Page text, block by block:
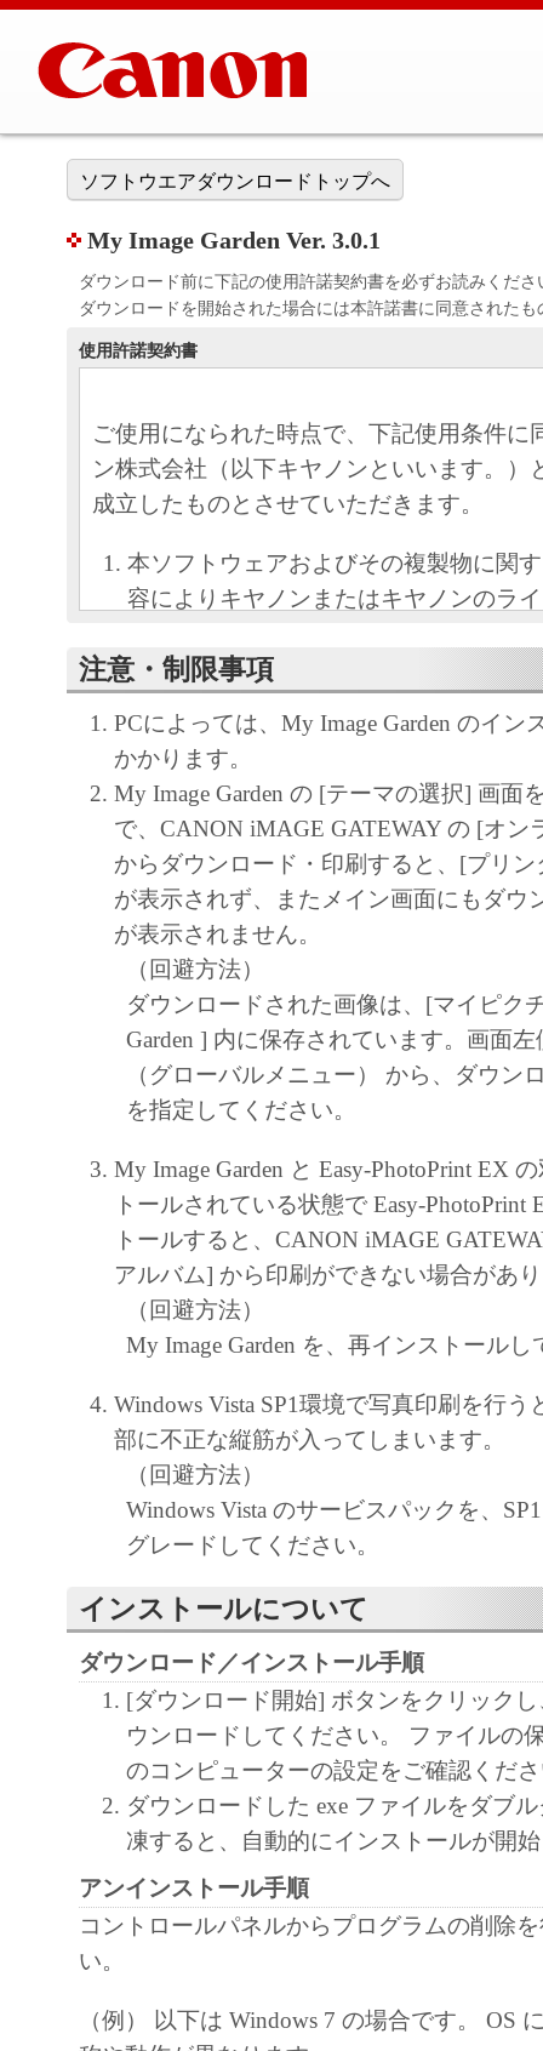
ソフトウエアダウンロードトップへ
My Image Garden Ver. 3.0.1
ダウンロード前に下記の使用許諾契約書を必ずお読みくださ
ダウンロードを開始された場合には本許諾書に同意された
使用許諾契約書
ご使用になられた時点で、下記使用条件に
ン株式会社（以下キヤノンといいます。）
成立したものとさせていただきます。
本ソフトウェアおよびその複製物に関
容によりキヤノンまたはキヤノンのラ
キヤノンは、本ソフトウェアのユーザ
ノン製品を利用する目的で本ソフトウ
独占的権利を許諾します。
ユーザーは、本ソフトウェアの全部ま
改変、リバース・エンジニアリング、
は逆アセンブル等することはできませ
キヤノン、キヤノンマーケティングジ
よびキヤノンのライセンサーは、本ソ
ザーの特定の目的のために適当である
用であること、または本ソフトウェア
と、その他本ソフトウェアに関してい
しません。
キヤノン、キヤノンマーケティングジ
よびキヤノンのライセンサーは、本ソ
に付随または関連して生ずる直接的ま
失、損害等について、いかなる場合に
任を負いません。
ユーザーは、日本国政府または該当国
許可等を得ることなしに、本ソフトウ
注意・制限事項
PCによっては、My Image Garden のイン
かかります。
My Image Garden の [テーマの選択] 画面
で、CANON iMAGE GATEWAY の [オン
からダウンロード・印刷すると、[プリ
が表示されず、またメイン画面にもダウ
が表示されません。
（回避方法）
ダウンロードされた画像は、[マイピク
Garden ] 内に保存されています。画面
（グローバルメニュー） から、ダウン
を指定してください。
My Image Garden と Easy-PhotoPrint EX
トールされている状態で Easy-PhotoPrint
トールすると、CANON iMAGE
アルバム] から印刷ができない場合があ
（回避方法）
My Image Garden を、再インストールし
Windows Vista SP1環境で写真印刷を行う
部に不正な縦筋が入ってしまいます。
（回避方法）
Windows Vista のサービスパックを、
グレードしてください。
インストールについて
ダウンロード／インストール手順
[ダウンロード開始] ボタンをクリック
ウンロードしてください。 ファイルの
のコンピューターの設定をご確認くだ
ダウンロードした exe ファイルをダブ
凍すると、自動的にインストールが開
アンインストール手順
コントロールパネルからプログラムの削除
い。
（例） 以下は Windows 7 の場合です。 OS